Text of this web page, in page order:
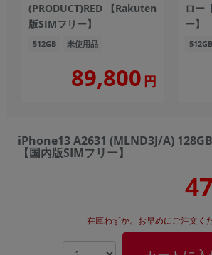
(PRODUCT)RED 【Rakuten
版SIMフリー】
512GB 未使用品
89,800 円
ロー
ー】
512GB
iPhone13 A2631 (MLND3J/A)
【国内版SIMフリー】
在庫わずか。お早めにご注文く